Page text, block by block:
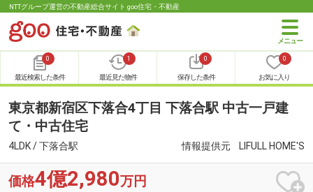
NTTグループ運営の不動産総合サイト goo住宅・不動産
0
最近検索した条件
1
最近見た物件
0
保存した条件
0
お気に入り
東京都新宿区下落合4丁目 下落合駅 中古一戸建
て・中古住宅
4LDK / 下落合駅 情報提供元 LIFULL HOME'S
価格4億2,980万円